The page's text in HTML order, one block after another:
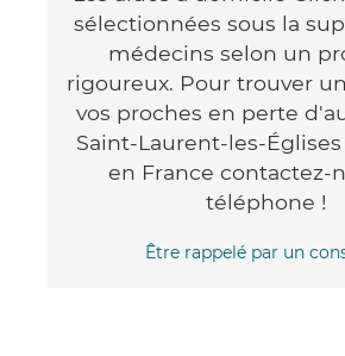
sélectionnées sous la
médecins selon un
rigoureux. Pour trouver
vos proches en perte
Saint-Laurent-les-
en France contactez-
téléphone !
Être rappelé par un